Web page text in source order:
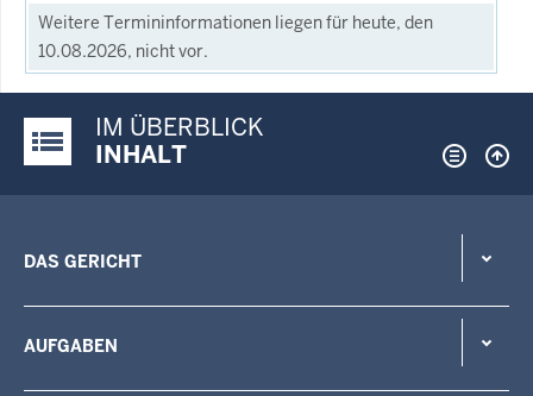
Weitere Termininformationen liegen für heute, den
10.08.2026, nicht vor.
Justiz-Portal im Überblick:
IM ÜBERBLICK
INHALT
DAS GERICHT
AUFGABEN